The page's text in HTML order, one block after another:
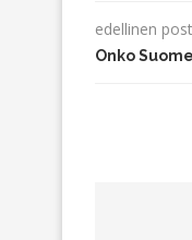
edellinen
Onko